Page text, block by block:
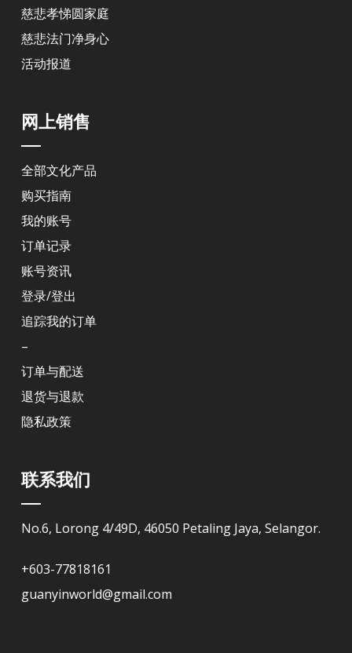
慈悲孝悌圆家庭
慈悲法门净身心
活动报道
网上销售
全部文化产品
购买指南
我的账号
订单记录
账号资讯
登录/登出
追踪我的订单
–
订单与配送
退货与退款
隐私政策
联系我们
No.6, Lorong 4/49D, 46050 Petaling Jaya, Selangor.
+603-77818161
guanyinworld@gmail.com